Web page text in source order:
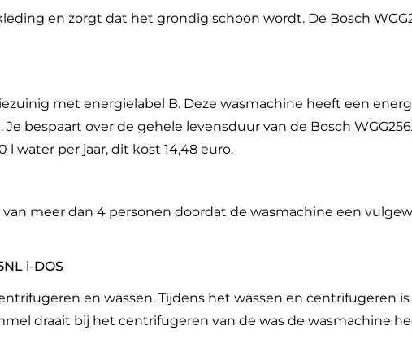
en zorgt dat het grondig schoon wordt. De Bosch
met energielabel B. Deze wasmachine heeft een
Je bespaart over de gehele levensduur van de Bosch
water per jaar, dit kost 14,48 euro.
meer dan 4 personen doordat de wasmachine een
i-DOS
en wassen. Tijdens het wassen en centrifugeren
draait bij het centrifugeren van de was de wasmachine